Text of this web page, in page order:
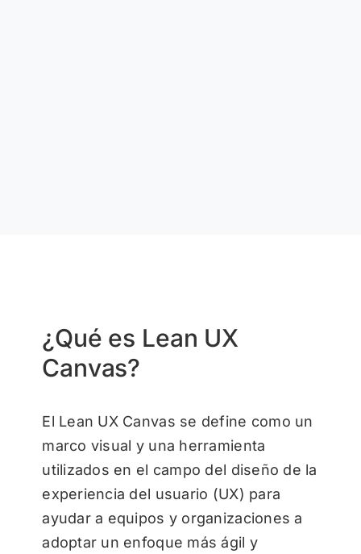
¿Qué es Lean UX
Canvas?
El Lean UX Canvas se define como un
marco visual y una herramienta
utilizados en el campo del diseño de la
experiencia del usuario (UX) para
ayudar a equipos y organizaciones a
adoptar un enfoque más ágil y